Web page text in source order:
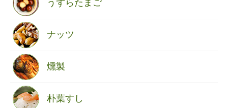
うずらたまご
ナッツ
燻製
朴葉すし